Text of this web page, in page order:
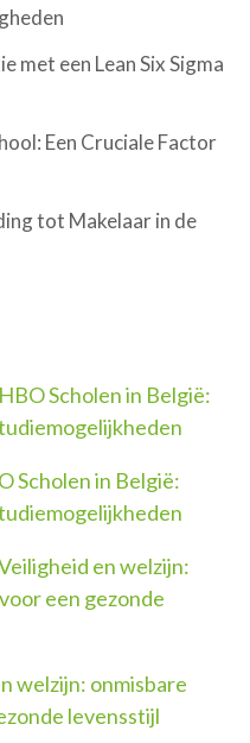
met een Lean Six Sigma
Een Cruciale Factor
tot Makelaar in de
HBO Scholen in België:
Scholen in België:
en welzijn:
een gezonde
welzijn: onmisbare
levensstijl